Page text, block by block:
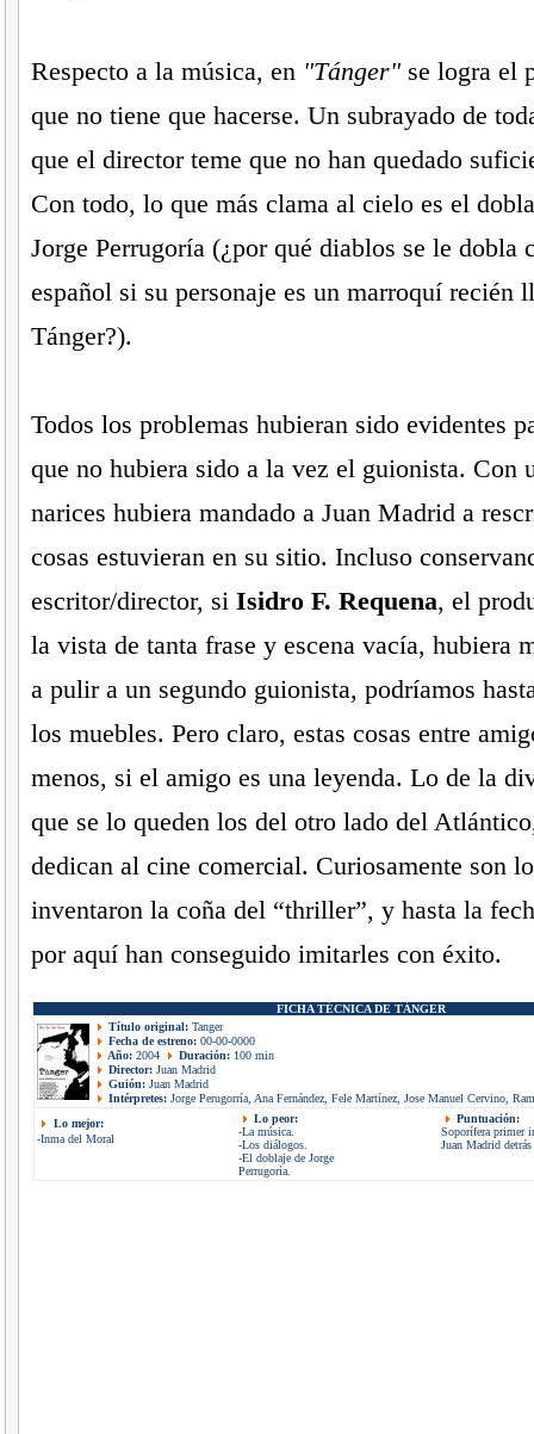
Respecto a la música, en "Tánger"se logra el
que no tiene que hacerse. Un subrayado de
que el director teme que no han quedado
Con todo, lo que más clama al cielo es el
Jorge Perrugoría (¿por qué diablos se le dobla
español si su personaje es un marroquí recién
Tánger?).
Todos los problemas hubieran sido evidentes
que no hubiera sido a la vez el guionista. Con
narices hubiera mandado a Juan Madrid a
cosas estuvieran en su sitio. Incluso
escritor/director, si Isidro F. Requena, el
la vista de tanta frase y escena vacía, hubiera
a pulir a un segundo guionista, podríamos
los muebles. Pero claro, estas cosas entre
menos, si el amigo es una leyenda. Lo de la
que se lo queden los del otro lado del
dedican al cine comercial. Curiosamente son
inventaron la coña del “thriller”, y hasta la
por aquí han conseguido imitarles con éxito.
FICHA TÉCNICA DE TÁNGER
Título original: Tanger
Fecha de estreno: 00-00-0000
Año: 2004 Duración: 100 min
Director: Juan Madrid
Guión: Juan Madrid
Intérpretes: Jorge Perugorría, Ana Fernández, Fele Martínez, Jose Manuel Cervino,
Lo mejor:
-Inma del Moral
Lo peor:
-La música.
-Los diálogos.
-El doblaje de Jorge
Perrugoría.
Puntuación:
Soporífera primer
Juan Madrid detrás